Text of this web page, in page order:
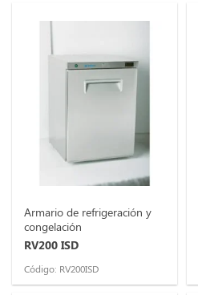
Armario de refrigeración y
congelación
RV200 ISD
Código: RV200ISD